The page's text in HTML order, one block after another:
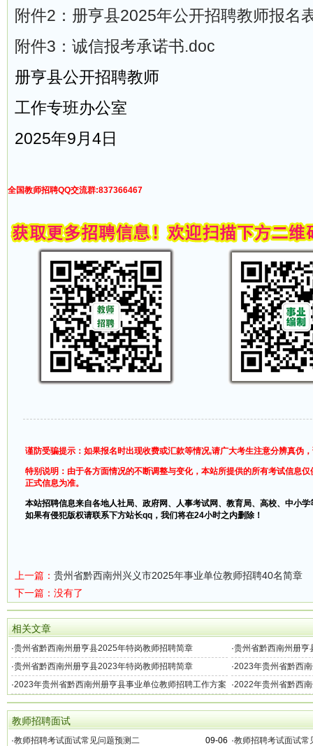
附件2：册亨县2025年公开招聘教师报名
附件3：诚信报考承诺书.doc
册亨县公开招聘教师
工作专班办公室
2025年9月4日
全国教师招聘QQ交流群:837366467
谨防受骗提示：如果报名时出现收费或汇款等情况,请广大考生注意分辨真伪
特别说明：由于各方面情况的不断调整与变化，本站所提供的所有考试信息
正式信息为准。
本站招聘信息来自各地人社局、政府网、人事考试网、教育局、高校、中小
如果有侵犯版权请联系下方站长qq，我们将在24小时之内删除！
上一篇： 贵州省黔西南州兴义市2025年事业单位教师招聘40名简章
下一篇：没有了
相关文章
·贵州省黔西南州册亨县2025年特岗教师招聘简章 ·贵州省黔西南州册
名）
·贵州省黔西南州册亨县2023年特岗教师招聘简章 ·2023年贵州省黔西
·2023年贵州省黔西南州册亨县事业单位教师招聘工作方案 ·2022年贵州省黔西
教师招聘面试
09-06
·教师招聘考试面试常见问题预测二 ·教师招聘考试面试常